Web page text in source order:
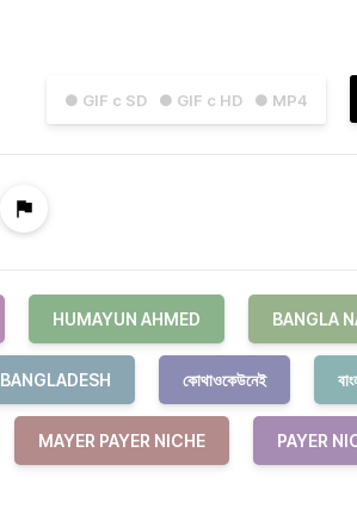
● GIF с SD ● GIF с HD ● MP4
HUMAYUN AHMED BANGLA
BANGLADESH কোথাওকেউনেই
MAYER PAYER NICHE PAYER